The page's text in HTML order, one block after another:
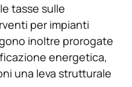
tasse sulle
per impianti
inoltre prorogate
energetica,
una leva strutturale